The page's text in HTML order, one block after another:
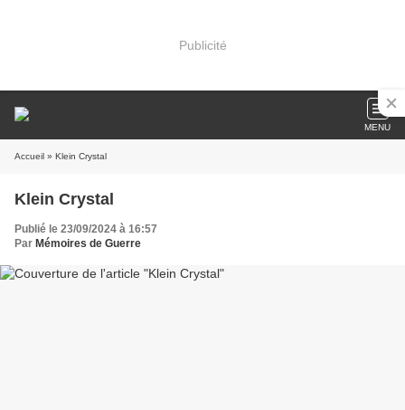
Publicité
MENU
Accueil » Klein Crystal
Klein Crystal
Publié le 23/09/2024 à 16:57
Par Mémoires de Guerre